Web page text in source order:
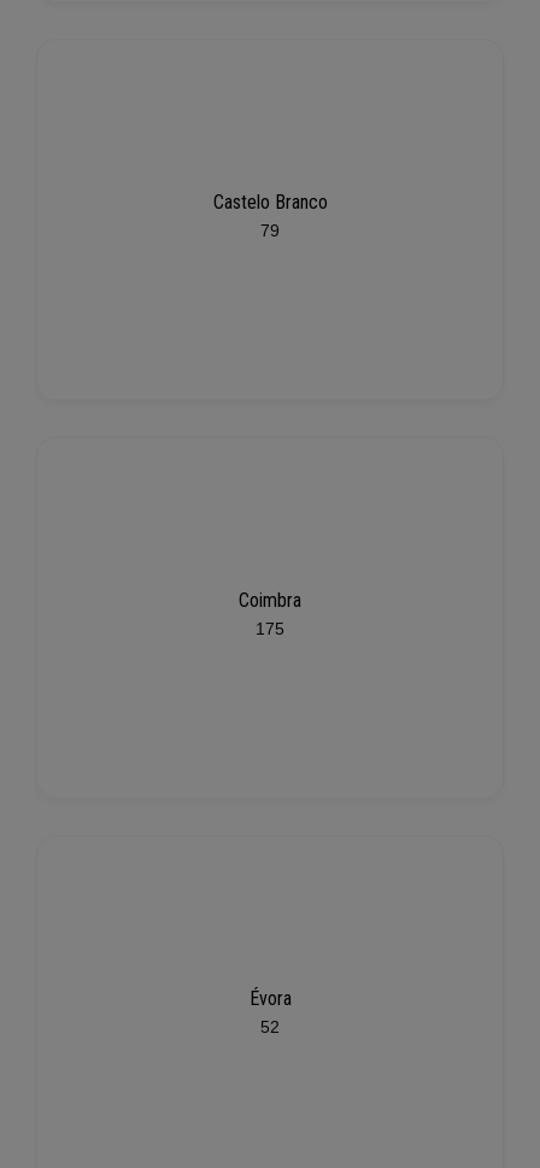
Castelo Branco
79
Coimbra
175
Évora
52